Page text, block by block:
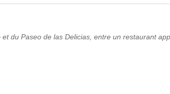
du Paseo de las Delicias, entre un restaurant